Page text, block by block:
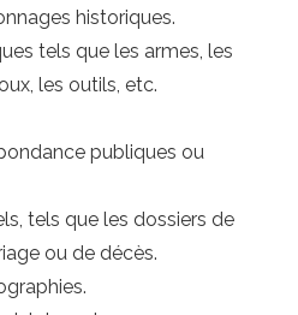
historiques.
tels que les armes, les
les outils, etc.
publiques ou
tels que les dossiers de
ou de décès.